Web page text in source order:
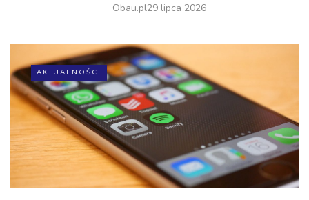
Obau.pl29 lipca 2026
AKTUALNOŚCI